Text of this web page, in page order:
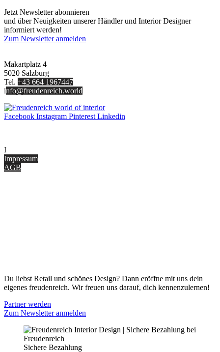
Jetzt Newsletter abonnieren
und über Neuigkeiten unserer Händler und Interior Designer
informiert werden!
Zum Newsletter anmelden
Makartplatz 4
5020 Salzburg
Tel. +43 664 1967447
info@freudenreich.world
Facebook Instagram Pinterest Linkedin
I
Impressum
AGB
Du liebst Retail und schönes Design? Dann eröffne mit uns dein
eigenes freudenreich. Wir freuen uns darauf, dich kennenzulernen!
Partner werden
Zum Newsletter anmelden
Sichere Bezahlung